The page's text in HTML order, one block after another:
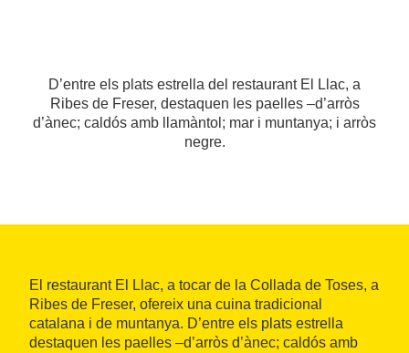
D’entre els plats estrella del restaurant El Llac, a
Ribes de Freser, destaquen les paelles –d’arròs
d’ànec; caldós amb llamàntol; mar i muntanya; i arròs
negre.
El restaurant El Llac, a tocar de la Collada de Toses, a
Ribes de Freser, ofereix una cuina tradicional
catalana i de muntanya. D’entre els plats estrella
destaquen les paelles –d’arròs d’ànec; caldós amb